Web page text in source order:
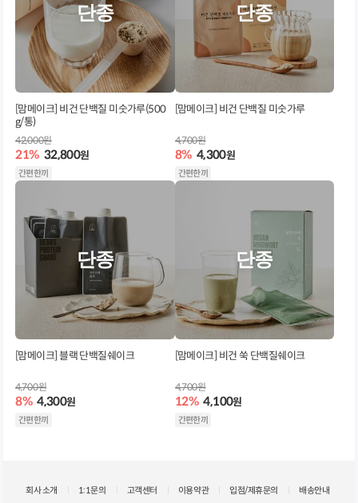
단종
[맘메이크] 비건 단백질 미숫가루(500
g/통)
21% 32,800원
42,000원
간편한끼
단종
[맘메이크] 비건 단백질 미숫가루
8% 4,300원
4,700원
간편한끼
단종
[맘메이크] 블랙 단백질쉐이크
8% 4,300원
4,700원
간편한끼
단종
[맘메이크] 비건 쑥 단백질쉐이크
12% 4,100원
4,700원
간편한끼
회사 소개 1:1문의 고객센터 이용약관 입점/제휴문의 배송안내